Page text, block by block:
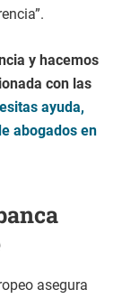
y hacemos
con las
ayuda,
abogados en
asegura